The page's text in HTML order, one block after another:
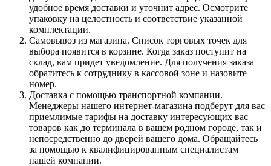
удобное время доставки и уточнит адрес. Осмотрите
упаковку на целостность и соответствие указанной
комплектации.
Самовывоз из магазина. Список торговых точек для
выбора появится в корзине. Когда заказ поступит на
склад, вам придет уведомление. Для получения заказа
обратитесь к сотруднику в кассовой зоне и назовите
номер.
Доставка с помощью транспортной компании.
Менеджеры нашего интернет-магазина подберут для вас
приемлимые тарифы на доставку интересующих вас
товаров как до терминала в вашем родном городе, так и
непосредственно до дверей вашего дома. Обращайтесь
за помощью к квалифицированным специалистам
нашей компании.